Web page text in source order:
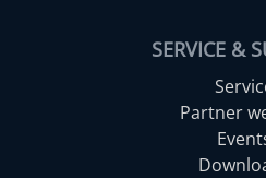
SERVICE &
Partner